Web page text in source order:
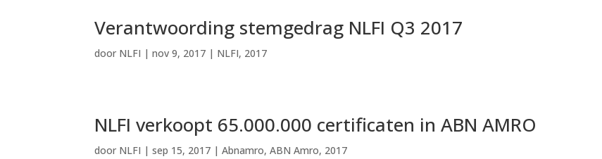
Verantwoording stemgedrag NLFI Q3 2017
door NLFI |nov 9, 2017 | NLFI, 2017
NLFI verkoopt 65.000.000 certificaten in ABN AMRO
door NLFI |sep 15, 2017 |Abnamro,ABN Amro, 2017